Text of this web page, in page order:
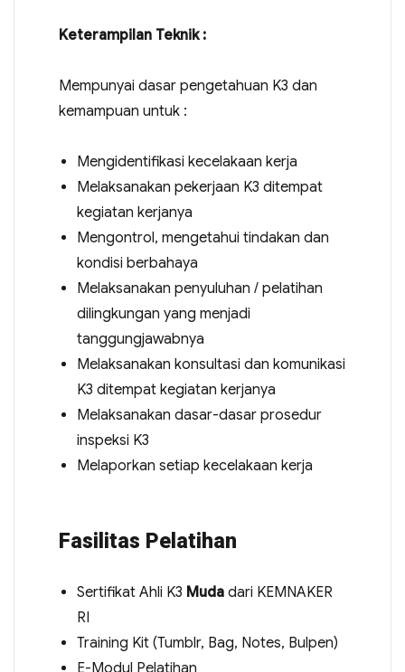
Keterampilan Teknik :
Mempunyai dasar pengetahuan K3 dan
kemampuan untuk :
Mengidentifikasi kecelakaan kerja
Melaksanakan pekerjaan K3 ditempat
kegiatan kerjanya
Mengontrol, mengetahui tindakan dan
kondisi berbahaya
Melaksanakan penyuluhan / pelatihan
dilingkungan yang menjadi
tanggungjawabnya
Melaksanakan konsultasi dan komunikasi
K3 ditempat kegiatan kerjanya
Melaksanakan dasar-dasar prosedur
inspeksi K3
Melaporkan setiap kecelakaan kerja
Fasilitas Pelatihan
Sertifikat Ahli K3 Mudadari KEMNAKER
RI
Training Kit (Tumblr, Bag, Notes, Bulpen)
E-Modul Pelatihan